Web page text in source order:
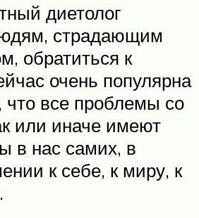
диетолог
страдающим
обратиться к
очень популярна
что все проблемы со
или иначе имеют
в нас самих, в
к себе, к миру, к